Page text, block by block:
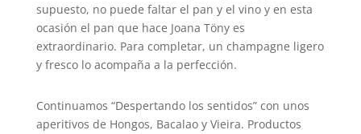
supuesto, no puede faltar el pan y el vino y en esta
ocasión el pan que hace Joana Töny es
extraordinario. Para completar, un champagne ligero
y fresco lo acompaña a la perfección.
Continuamos “Despertando los sentidos” con unos
aperitivos de Hongos, Bacalao y Vieira. Productos